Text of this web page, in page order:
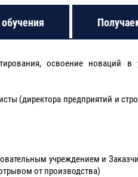
освоение новаций в
(директора предприятий и
учреждением и
от производства)
безопасности. Требования к
защиты